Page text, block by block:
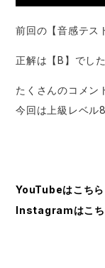
前回の【音感テス
正解は【B】でした
たくさんのコメン
今回は上級レベル
YouTubeはこちら
Instagramはこち